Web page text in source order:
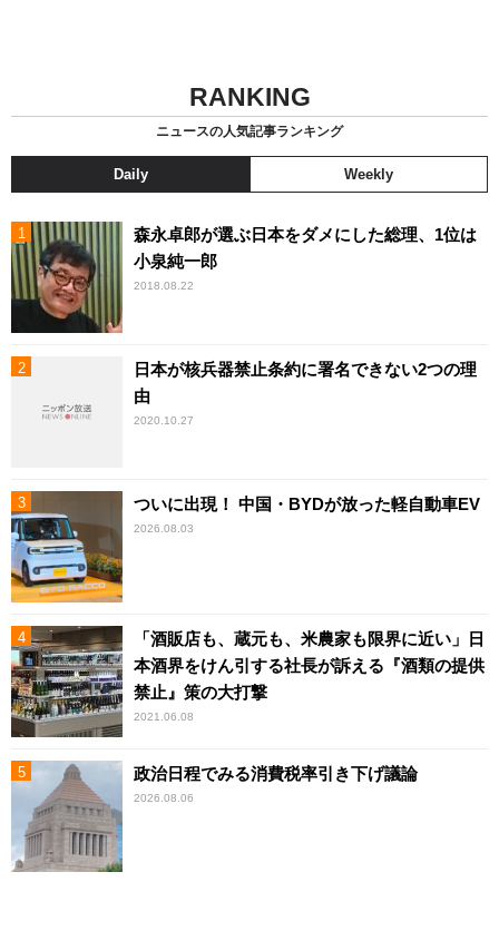
RANKING
ニュースの人気記事ランキング
Daily Weekly
森永卓郎が選ぶ日本をダメにした総理、1位は
小泉純一郎
2018.08.22
日本が核兵器禁止条約に署名できない2つの理
由
2020.10.27
ついに出現！ 中国・BYDが放った軽自動車EV
2026.08.03
「酒販店も、蔵元も、米農家も限界に近い」日
本酒界をけん引する社長が訴える『酒類の提供
禁止』策の大打撃
2021.06.08
政治日程でみる消費税率引き下げ議論
2026.08.06